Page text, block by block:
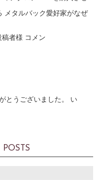
メタルバック愛好家がなぜ
者様 コメン
とうございました。 い